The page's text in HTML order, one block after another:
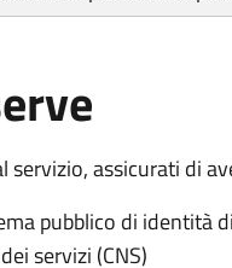
servizio, assicurati di
pubblico di identità
servizi (CNS)